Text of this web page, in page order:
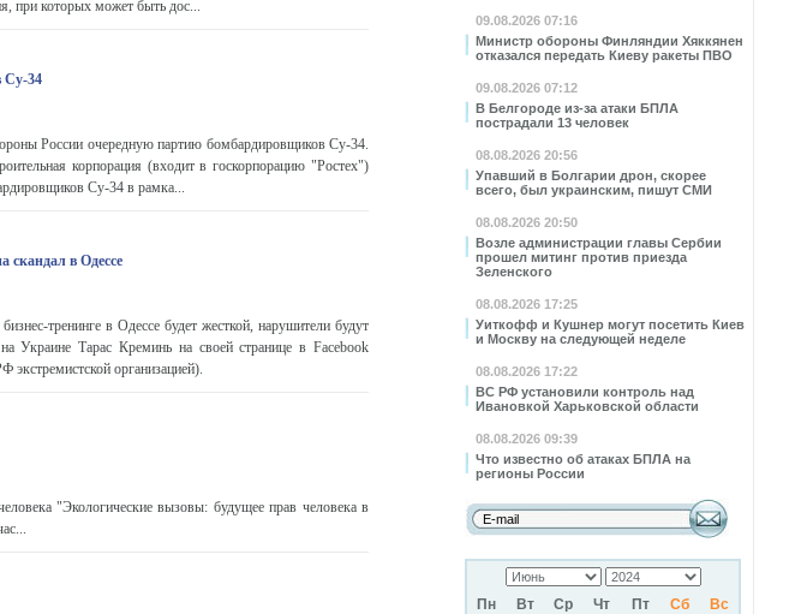
09.08.2026 07:16
Министр обороны Финляндии Хяккянен
отказался передать Киеву ракеты ПВО
09.08.2026 07:12
В Белгороде из-за атаки БПЛА
пострадали 13 человек
08.08.2026 20:56
Упавший в Болгарии дрон, скорее
всего, был украинским, пишут СМИ
08.08.2026 20:50
Возле администрации главы Сербии
прошел митинг против приезда
Зеленского
08.08.2026 17:25
Уиткофф и Кушнер могут посетить Киев
и Москву на следующей неделе
08.08.2026 17:22
ВС РФ установили контроль над
Ивановкой Харьковской области
08.08.2026 09:39
Что известно об атаках БПЛА на
регионы России
Пн Вт Ср Чт Пт Сб Вс
при которых может быть дос...
Су-34
России очередную партию бомбардировщиков Су-34.
корпорация (входит в госкорпорацию "Ростех")
Су-34 в рамка...
скандал в Одессе
тренинге в Одессе будет жесткой, нарушители будут
Украине Тарас Креминь на своей странице в Facebook
экстремистской организацией).
"Экологические вызовы: будущее прав человека в